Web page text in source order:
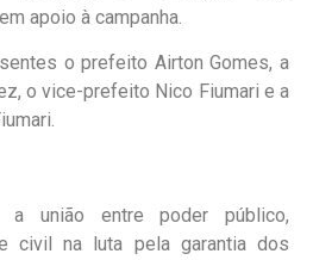
apoio à campanha.
o prefeito Airton Gomes, a
o vice-prefeito Nico Fiumari e a
a união entre poder público,
civil na luta pela garantia dos